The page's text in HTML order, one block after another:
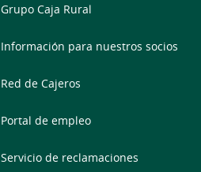
Grupo Caja Rural
Información para nuestros socios
Red de Cajeros
Portal de empleo
Servicio de reclamaciones